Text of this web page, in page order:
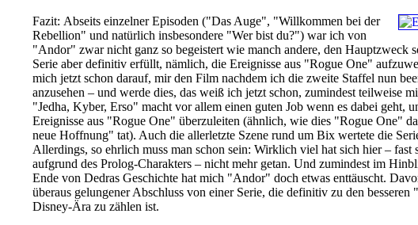
Fazit: Abseits einzelner Episoden ("Das Auge", "Willkommen bei der
Rebellion" und natürlich insbesondere "Wer bist du?") war ich von
"Andor" zwar nicht ganz so begeistert wie manch andere, den Hauptzweck
Serie aber definitiv erfüllt, nämlich, die Ereignisse aus "Rogue One"
mich jetzt schon darauf, mir den Film nachdem ich die zweite Staffel nun
anzusehen – und werde dies, das weiß ich jetzt schon, zumindest teilweise
"Jedha, Kyber, Erso" macht vor allem einen guten Job wenn es dabei geht,
Ereignisse aus "Rogue One" überzuleiten (ähnlich, wie dies "Rogue One"
neue Hoffnung" tat). Auch die allerletzte Szene rund um Bix wertete die
Allerdings, so ehrlich muss man schon sein: Wirklich viel hat sich hier – fast
aufgrund des Prolog-Charakters – nicht mehr getan. Und zumindest im
Ende von Dedras Geschichte hat mich "Andor" doch etwas enttäuscht.
überaus gelungener Abschluss von einer Serie, die definitiv zu den besseren
Disney-Ära zu zählen ist.